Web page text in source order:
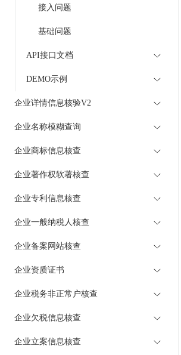
接入问题
基础问题
API接口文档
DEMO示例
企业详情信息核验V2
企业名称模糊查询
企业商标信息核查
企业著作权软著核查
企业专利信息核查
企业一般纳税人核查
企业备案网站核查
企业资质证书
企业税务非正常户核查
企业欠税信息核查
企业立案信息核查